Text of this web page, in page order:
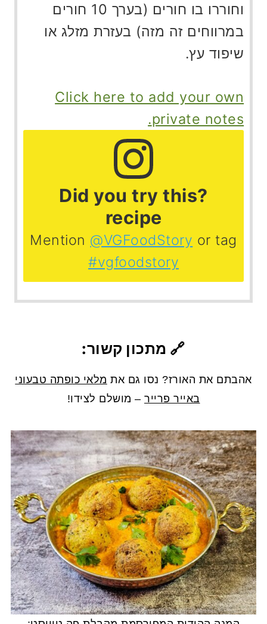
וחוררו בו חורים (בערך 10 חורים
במרווחים זה מזה) בעזרת מזלג או
שיפוד עץ.
Click here to add your own
private notes.
?Did you try this
recipe
Mention @VGFoodStory or tag
#vgfoodstory
🔗 מתכון קשור:
אהבתם את האורז? נסו גם את מלאי כופתה טבעוני
באייר פרייר – מושלם לצידו!